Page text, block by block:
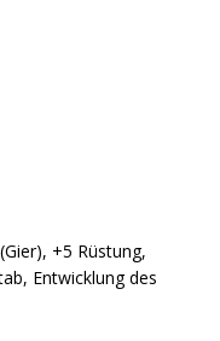
+5 Rüstung,
Entwicklung des